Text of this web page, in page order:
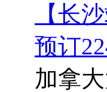
【长
预订
加拿